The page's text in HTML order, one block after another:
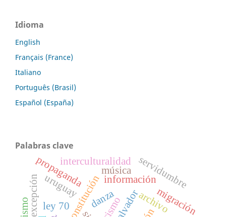
Idioma
English
Français (France)
Italiano
Português (Brasil)
Español (España)
Palabras clave
archivo
constitución información
propaganda servidumbre
migración
uruguay
interculturalidad
danza
música
ley 70